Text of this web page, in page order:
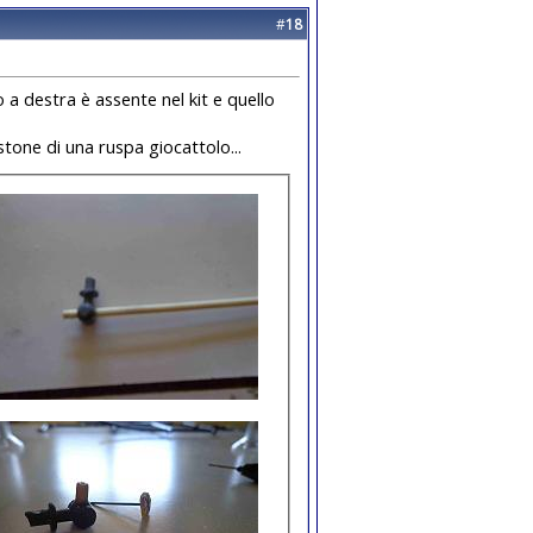
#18
destra è assente nel kit e quello
di una ruspa giocattolo...